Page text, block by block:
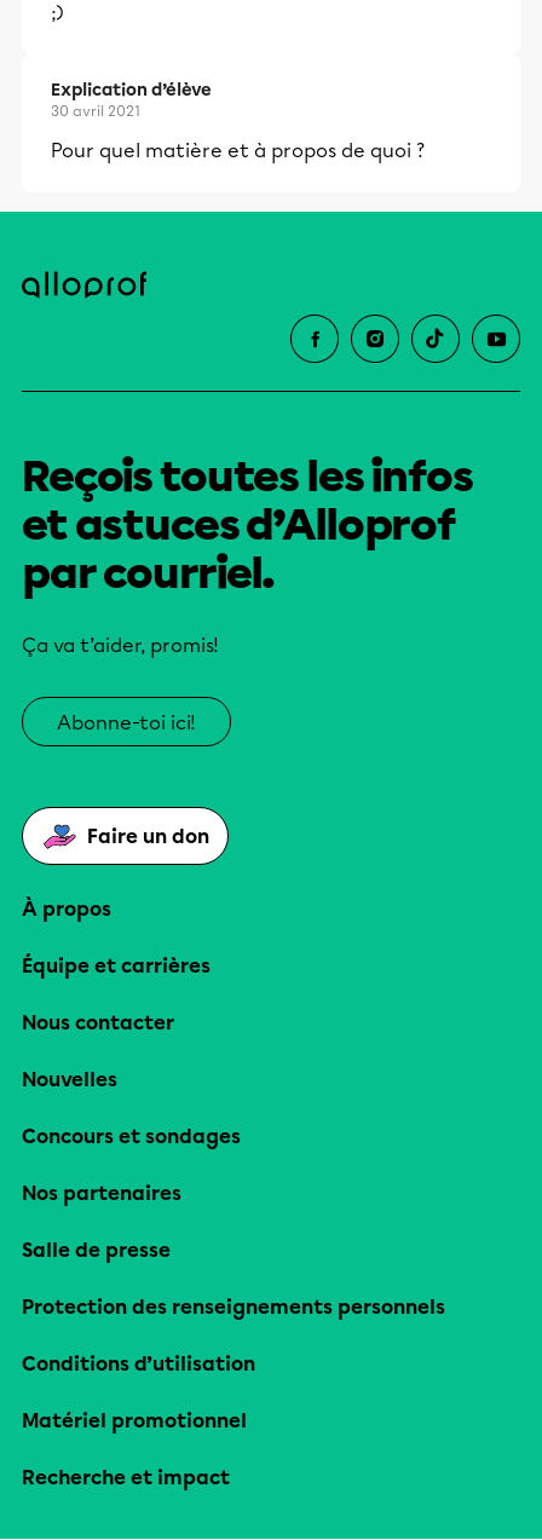
;)
Explication d’élève
30 avril 2021
Pour quel matière et à propos de quoi ?
Reçois toutes les infos
et astuces d’Alloprof
par courriel.
Ça va t’aider, promis!
Abonne-toi ici!
Faire un don
À propos
Équipe et carrières
Nous contacter
Nouvelles
Concours et sondages
Nos partenaires
Salle de presse
Protection des renseignements personnels
Conditions d’utilisation
Matériel promotionnel
Recherche et impact